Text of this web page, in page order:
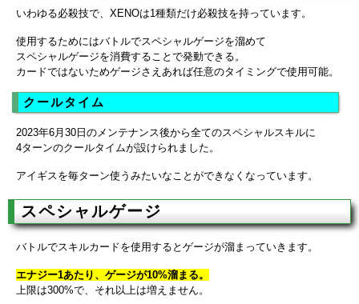
いわゆる必殺技で、XENOは1種類だけ必殺技を持っています。
使用するためにはバトルでスペシャルゲージを溜めて
スペシャルゲージを消費することで発動できる。
カードではないためゲージさえあれば任意のタイミングで使用可能。
クールタイム
2023年6月30日のメンテナンス後から全てのスペシャルスキルに
4ターンのクールタイムが設けられました。
アイギスを毎ターン使うみたいなことができなくなっています。
スペシャルゲージ
バトルでスキルカードを使用するとゲージが溜まっていきます。
エナジー1あたり、ゲージが10%溜まる。
上限は300%で、それ以上は増えません。